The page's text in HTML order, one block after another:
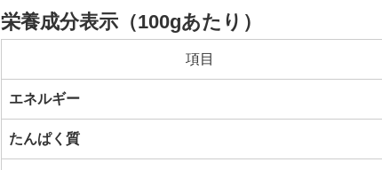
栄養成分表示（100gあたり）
項目
エネルギー
たんぱく質